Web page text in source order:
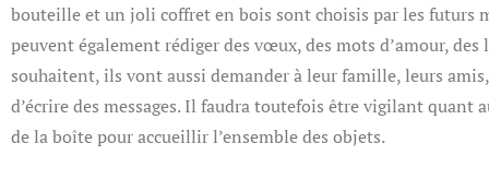
bouteille et un joli coffret en bois sont choisis par les futurs
peuvent également rédiger des vœux, des mots d’amour, des
souhaitent, ils vont aussi demander à leur famille, leurs
d’écrire des messages. Il faudra toutefois être vigilant quant
de la boîte pour accueillir l’ensemble des objets.